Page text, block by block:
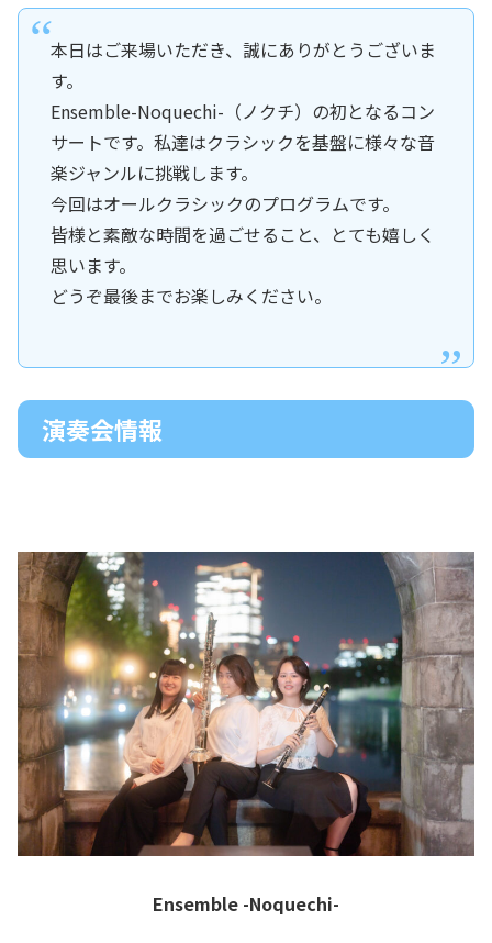
本日はご来場いただき、誠にありがとうございま
す。
Ensemble-Noquechi-（ノクチ）の初となるコン
サートです。私達はクラシックを基盤に様々な音
楽ジャンルに挑戦します。
今回はオールクラシックのプログラムです。
皆様と素敵な時間を過ごせること、とても嬉しく
思います。
どうぞ最後までお楽しみください。
演奏会情報
Ensemble -Noquechi-